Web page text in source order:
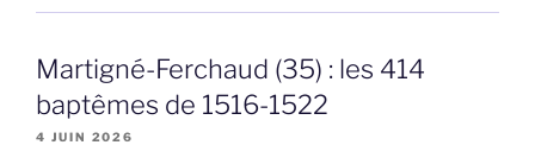
Martigné-Ferchaud (35) : les 414
baptêmes de 1516-1522
4 JUIN 2026